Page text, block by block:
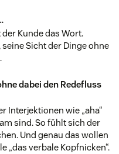
Kunde das Wort.
Sicht der Dinge ohne
dabei den Redefluss
Interjektionen wie „aha“
sind. So fühlt sich der
Und genau das wollen
„das verbale Kopfnicken“.